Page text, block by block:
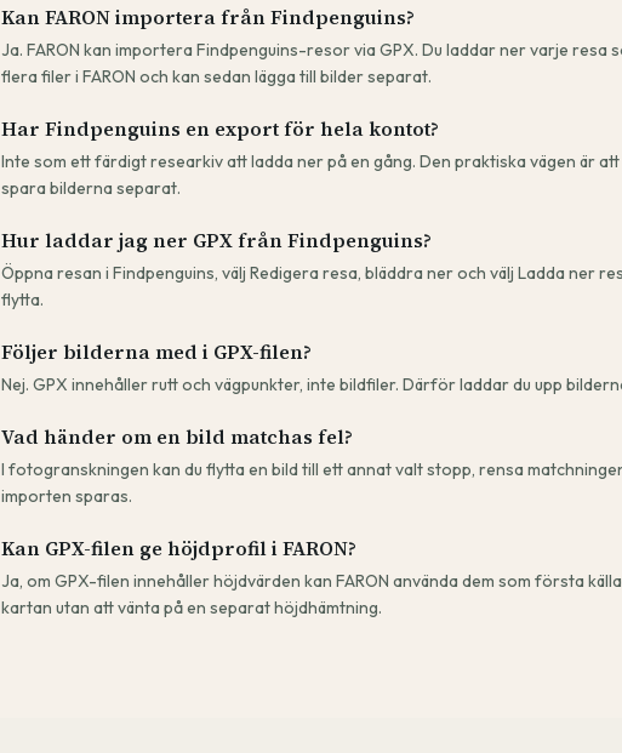
Kan FARON importera från Findpenguins?
Ja. FARON kan importera Findpenguins-resor via GPX. Du laddar ner varje resa
flera filer i FARON och kan sedan lägga till bilder separat.
Har Findpenguins en export för hela kontot?
Inte som ett färdigt researkiv att ladda ner på en gång. Den praktiska vägen är
spara bilderna separat.
Hur laddar jag ner GPX från Findpenguins?
Öppna resan i Findpenguins, välj Redigera resa, bläddra ner och välj Ladda ner
flytta.
Följer bilderna med i GPX-filen?
Nej. GPX innehåller rutt och vägpunkter, inte bildfiler. Därför laddar du upp
Vad händer om en bild matchas fel?
I fotogranskningen kan du flytta en bild till ett annat valt stopp, rensa
importen sparas.
Kan GPX-filen ge höjdprofil i FARON?
Ja, om GPX-filen innehåller höjdvärden kan FARON använda dem som första
kartan utan att vänta på en separat höjdhämtning.